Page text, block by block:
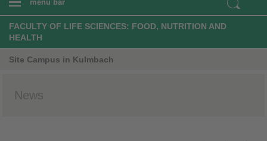
menu bar
FACULTY OF LIFE SCIENCES: FOOD, NUTRITION AND
HEALTH
Site Campus in Kulmbach
News